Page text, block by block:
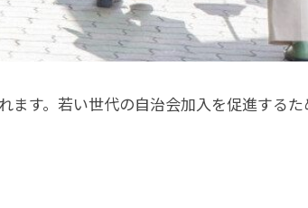
す。若い世代の自治会加入を促進するた